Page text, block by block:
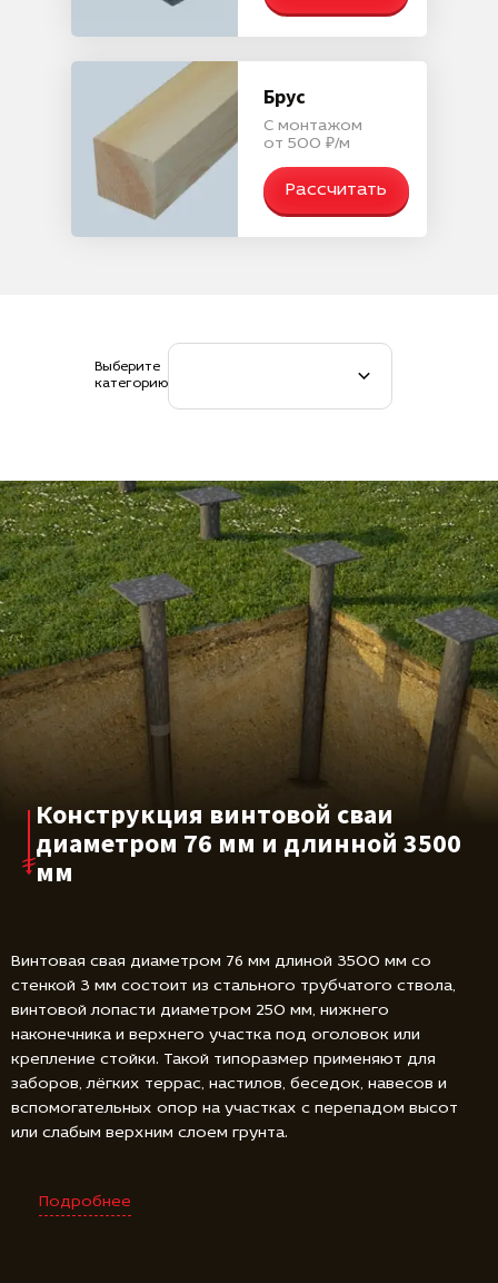
Брус
С монтажом
от 500 ₽/м
Рассчитать
Выберите
категорию
Конструкция винтовой сваи
диаметром 76 мм и длинной 3500
мм
Винтовая свая диаметром 76 мм длиной 3500 мм со
стенкой 3 мм состоит из стального трубчатого ствола,
винтовой лопасти диаметром 250 мм, нижнего
наконечника и верхнего участка под оголовок или
крепление стойки. Такой типоразмер применяют для
заборов, лёгких террас, настилов, беседок, навесов и
вспомогательных опор на участках с перепадом высот
или слабым верхним слоем грунта.
Подробнее